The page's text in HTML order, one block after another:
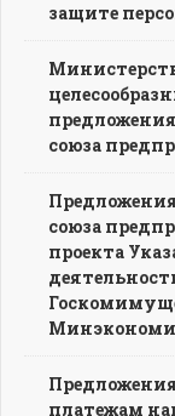
защите
союза
союза
проекта
платежам